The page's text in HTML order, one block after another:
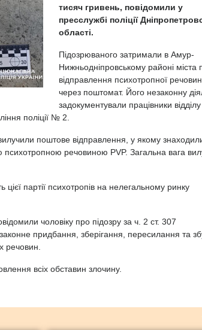
тисяч гривень, повідомили у
пресслужбі поліції
області.
Підозрюваного затримали в Амур-
Нижньодніпровському районі міста
відправлення психотропної
через поштомат. Його незаконну
задокументували працівники відділу
поліції № 2.
поштове відправлення, у якому
психотропною речовиною PVP. Загальна вага
цієї партії психотропів на нелегальному ринку
чоловіку про підозру за ч. 2 ст. 307
придбання, зберігання, пересилання та
речовин.
всіх обставин злочину.